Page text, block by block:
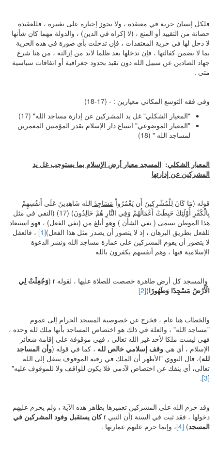
فلكل إنسان حرية في معتقده ، ولا يجوز إجباره على تغييره ، فللعقيدة
حصانة من التقييد أو المنع ، (لا إكراه في الدين) ، والدولة مهما كان شأنها
لا دخل لها في حرية المعتقدات ، فإن تدخلت بأي صورة في هذه الحرية
بما لا يضمن كفالتها ، فإن تدخلها يعد ظلما لابد من إزالته ، من هنا شرع
جهاد الصادين عن سبيل الله دون تقيد بحدود جغرافية أو اتفاقات سياسية
متى .
وفي فقه التوسع المكاني معيارين : - (17-18)
"المعيار الشكلي" غل يد المشركين عن إدارة مساجد الله" (17)
"المعيار الموضوعي" اتساع دار الإسلام بقدر المؤمنين المعمرين
لمساجد الله " (18)
المعيار الشكلي: المسجد معيار أرض الإسلام بما يستوجب غل يد
المشركين عن إدار تها
قوله (مَا كَانَ لِلْمُشْرِكِينَ أَن يَعْمُرُواْ مَسَاجِدَ الله شَاهِدِينَ عَلَى أَنفُسِهِمْ
بِالْكُفْرِ أُوْلَئِكَ حَبِطَتْ أَعْمَالُهُمْ وَفِي النَّارِ هُمْ خَالِدُونَ) (17) (النفي في مثل
هذا الموطن يسمى ( نفي الشأن ) وهو أبلغ من (نفي الفعل) ، فهو استبعاد
للفعل بطريق البرهان ، إذ لا يتصور أن يصدر مثل هذا الفعل)[1]
، فالعقل
لا يتصور أن يقوم المشركين على عمارة مساجد الله ونشر الدعوة
الإسلامية فيها ، وهم أنفسهم يكفرون بالله
والمسجد كل أرض طاهرة خصصت للصلاة عليها ، لقوله r (
وَجُعِلَتْ لِي
الْأَرْضُ مَسْجِدًا وَطَهُورًا)
[2]
والخطاب هنا عام ، فخرج عن خصوصية المسجد الحرام إلى عموم
"مساجد الله" ، والعلة في ذلك هو اختصاص المساجد بأنها ملك لله وحده ،
فهي ليست ملكا لأحد غير الله تعالى ، فهي موقوفة على إقامة شعائر
الإسلام ، أي هي وقف إسلامي خالص لله ، كما في قوله (وأن المساجد
لله)، قال النووي "الأظهر أن الملك في رقبة الموقوف ينتقل إلى الله
تعالى، أي ينفك عن اختصاص لآدمي فلا يكون للواقف ولا للموقوف عليه"
[3]
.
وقد حرم الله على المشركين تعميرها بظاهر هذه الآية ، ولم يحرم عليهم
دخولها ، فقد ثبت في السنة (أن النبي r
كان يستقبل وفود المشركين في
المسجد)
[4] ، وإنما حرم عليهم عمارتها .